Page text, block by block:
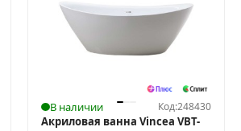
В наличии Код:248430
Акриловая ванна Vincea VBT-